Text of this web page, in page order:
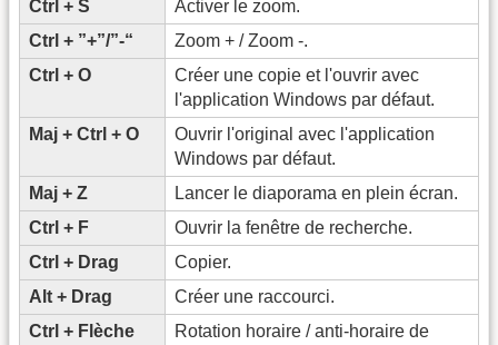
Ctrl + S
Activer le zoom.
Ctrl + ”+”/”-“
Zoom + / Zoom -.
Ctrl + O
Créer une copie et l'ouvrir avec
l'application Windows par défaut.
Maj + Ctrl + O
Ouvrir l'original avec l'application
Windows par défaut.
Maj + Z
Lancer le diaporama en plein écran.
Ctrl + F
Ouvrir la fenêtre de recherche.
Ctrl + Drag
Copier.
Alt + Drag
Créer une raccourci.
Ctrl + Flèche
Rotation horaire / anti-horaire de